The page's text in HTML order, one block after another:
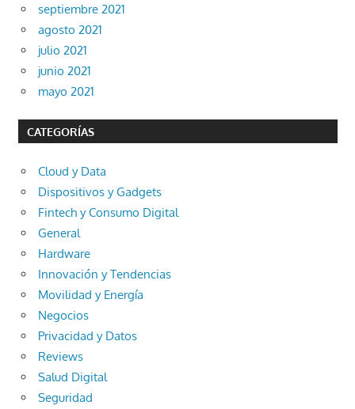
septiembre 2021
agosto 2021
julio 2021
junio 2021
mayo 2021
CATEGORÍAS
Cloud y Data
Dispositivos y Gadgets
Fintech y Consumo Digital
General
Hardware
Innovación y Tendencias
Movilidad y Energía
Negocios
Privacidad y Datos
Reviews
Salud Digital
Seguridad